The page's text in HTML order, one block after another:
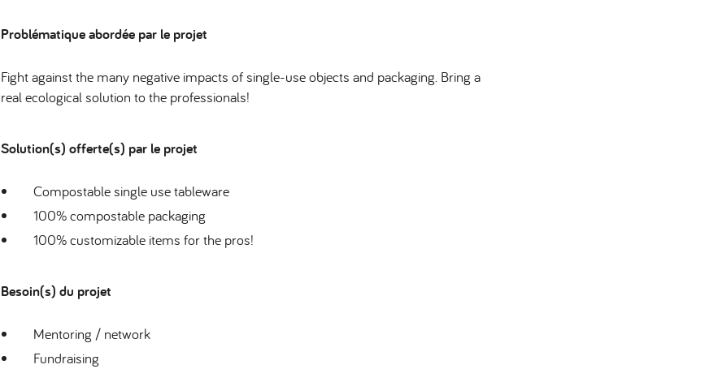
Problématique abordée par le projet
Fight against the many negative impacts of single-use objects and packaging. Bring a
real ecological solution to the professionals!
Solution(s) offerte(s) par le projet
Compostable single use tableware
100% compostable packaging
100% customizable items for the pros!
Besoin(s) du projet
Mentoring / network
Fundraising